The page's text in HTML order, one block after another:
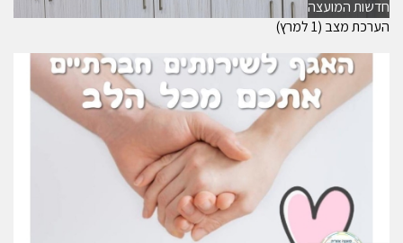
חדשות המועצה
הערכת מצב (1 למרץ)